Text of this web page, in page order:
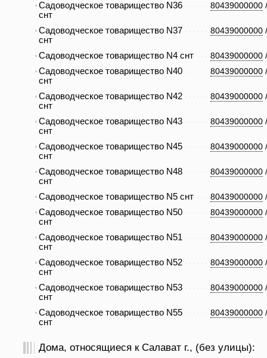
80439000000
Садоводческое товарищество N36
снт
80439000000
Садоводческое товарищество N37
снт
80439000000
Садоводческое товарищество N4 снт
80439000000
Садоводческое товарищество N40
снт
80439000000
Садоводческое товарищество N42
снт
80439000000
Садоводческое товарищество N43
снт
80439000000
Садоводческое товарищество N45
снт
80439000000
Садоводческое товарищество N48
снт
80439000000
Садоводческое товарищество N5 снт
80439000000
Садоводческое товарищество N50
снт
80439000000
Садоводческое товарищество N51
снт
80439000000
Садоводческое товарищество N52
снт
80439000000
Садоводческое товарищество N53
снт
80439000000
Садоводческое товарищество N55
снт
Дома, относящиеся к Салават г., (без улицы):